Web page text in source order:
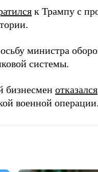
к Трампу с
министра
системы.
бизнесмен отказался
военной